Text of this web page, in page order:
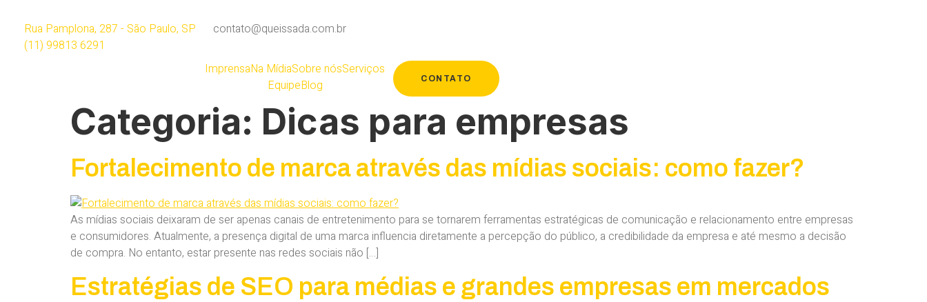
Rua Pamplona, 287 - São Paulo, SP
contato@queissada.com.br
(11) 99813 6291
ImprensaNa MídiaSobre nósServiços
EquipeBlog CONTATO
Categoria: Dicas para empresas
Fortalecimento de marca através das mídias sociais: como fazer?
As mídias sociais deixaram de ser apenas canais de entretenimento para se tornarem ferramentas estratégicas de comunicação e relacionamento entre empresas
e consumidores. Atualmente, a presença digital de uma marca influencia diretamente a percepção do público, a credibilidade da empresa e até mesmo a decisão
de compra. No entanto, estar presente nas redes sociais não […]
Estratégias de SEO para médias e grandes empresas em mercados